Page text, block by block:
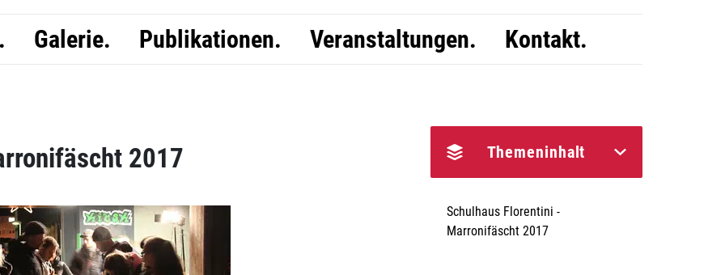
Galerie. Publikationen. Veranstaltungen. Kontakt.
2017 Themeninhalt
Schulhaus Florentini -
Marronifäscht 2017